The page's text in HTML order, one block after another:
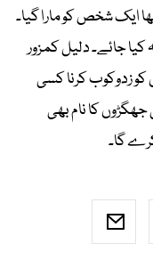
ایک شخص کو مارا گیا۔
جائے۔ دلیل کمزور
کو زدوکوب کرنا کسی
کا نام بھی
گا۔